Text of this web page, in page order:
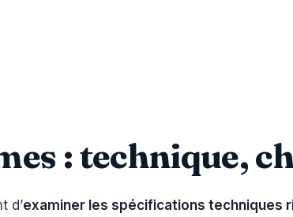
: technique,
d’examiner les spécifications techniques